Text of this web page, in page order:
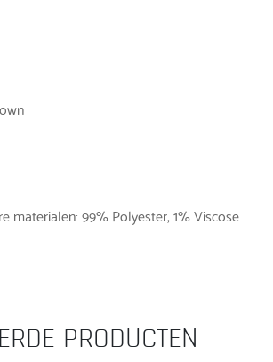
materialen: 99% Polyester, 1% Viscose
PRODUCTEN